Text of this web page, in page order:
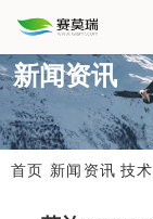
新闻资讯
首页 新闻资讯 技